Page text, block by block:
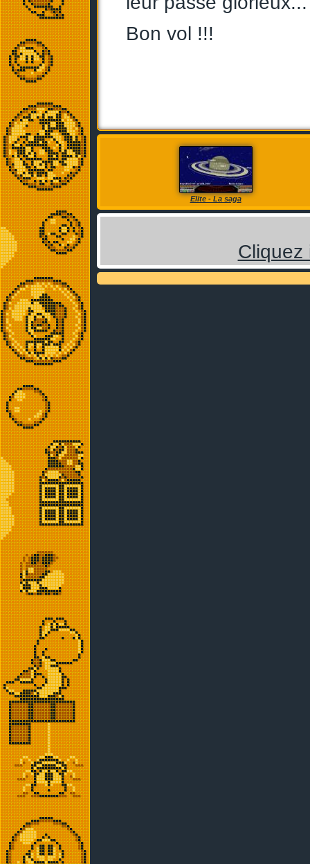
Bon vol !!!
Elite - La saga
Cliquez